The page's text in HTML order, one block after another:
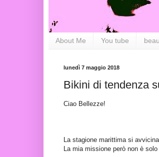
About Me You tube
lunedì 7 maggio 2018
Bikini di tendenza
Ciao Bellezze!
La stagione marittima si
La mia missione però non è